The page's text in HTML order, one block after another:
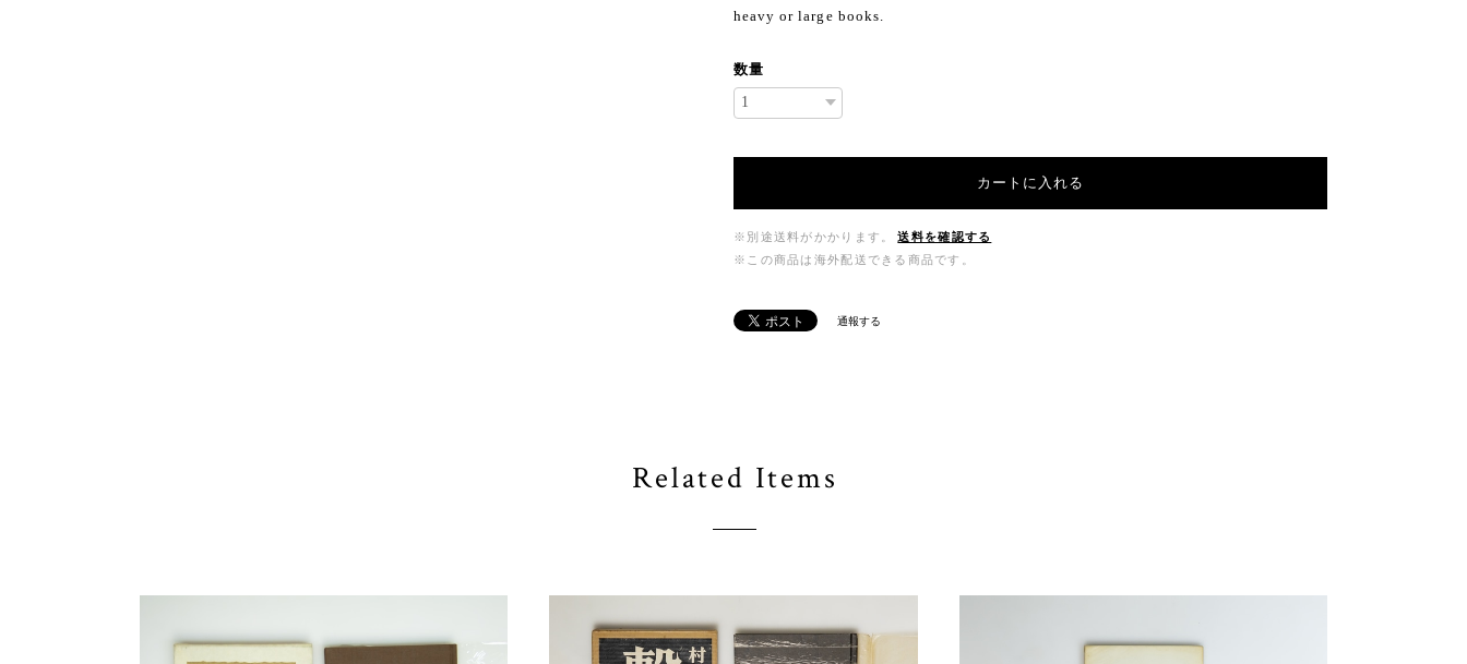
heavy or large books.
数量
カートに入れる
※別途送料がかかります。
送料を確認する
※この商品は海外配送できる商品です。
通報する
Related Items